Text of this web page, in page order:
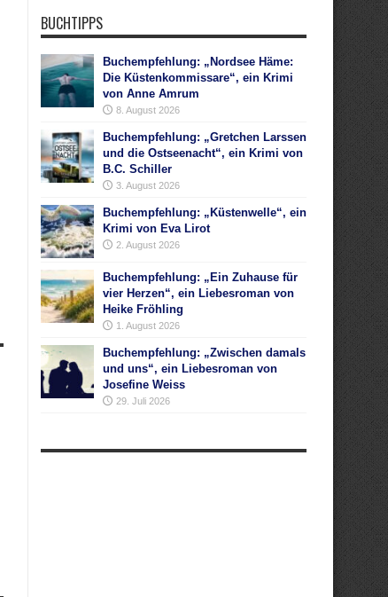
BUCHTIPPS
Buchempfehlung: „Nordsee Häme:
Die Küstenkommissare“, ein Krimi
von Anne Amrum
8. August 2026
Buchempfehlung: „Gretchen Larssen
und die Ostseenacht“, ein Krimi von
B.C. Schiller
3. August 2026
Buchempfehlung: „Küstenwelle“, ein
Krimi von Eva Lirot
2. August 2026
Buchempfehlung: „Ein Zuhause für
vier Herzen“, ein Liebesroman von
Heike Fröhling
1. August 2026
Buchempfehlung: „Zwischen damals
und uns“, ein Liebesroman von
Josefine Weiss
29. Juli 2026